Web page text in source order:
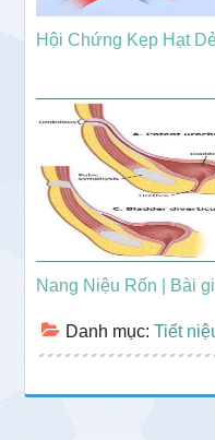
Hội Chứng Kẹp Hạt
Nang Niệu Rốn | Bài
Danh mục:Tiết